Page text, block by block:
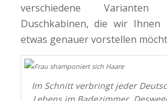
verschiedene
Duschkabinen, die wir Ihnen
etwas genauer vorstellen
Im Schnitt verbringt jeder